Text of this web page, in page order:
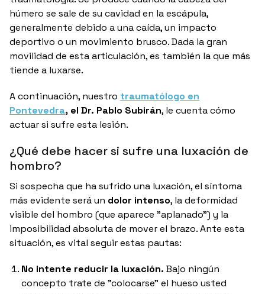
húmero se sale de su cavidad en la escápula,
generalmente debido a una caída, un impacto
deportivo o un movimiento brusco. Dada la gran
movilidad de esta articulación, es también la que más
tiende a luxarse.
A continuación, nuestro traumatólogo en
Pontevedra, el Dr. Pablo Subirán, le cuenta cómo
actuar si sufre esta lesión.
¿Qué debe hacer si sufre una luxación de
hombro?
Si sospecha que ha sufrido una luxación, el síntoma
más evidente será un dolor intenso, la deformidad
visible del hombro (que aparece "aplanado") y la
imposibilidad absoluta de mover el brazo.Ante esta
situación, es vital seguir estas pautas:
No intente reducir la luxación. Bajo ningún
concepto trate de "colocarse" el hueso usted